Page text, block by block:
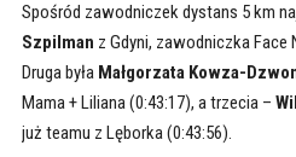
Spośród zawodniczek dystans 5 km
Szpilman z Gdyni, zawodniczka Face
Druga była Małgorzata Kowza-
Mama + Liliana (0:43:17), a trzecia –
już teamu z Lęborka (0:43:56).